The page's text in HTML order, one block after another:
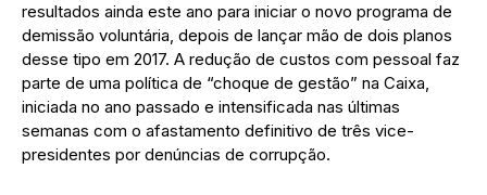
resultados ainda este ano para iniciar o novo programa de
demissão voluntária, depois de lançar mão de dois planos
desse tipo em 2017. A redução de custos com pessoal faz
parte de uma política de “choque de gestão” na Caixa,
iniciada no ano passado e intensificada nas últimas
semanas com o afastamento definitivo de três vice-
presidentes por denúncias de corrupção.